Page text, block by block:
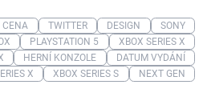
CENA TWITTER DESIGN
SONY
PLAYSTATION 5
XBOX SERIES X
HERNÍ KONZOLE
DATUM VYDÁNÍ
X
XBOX SERIES S NEXT GEN